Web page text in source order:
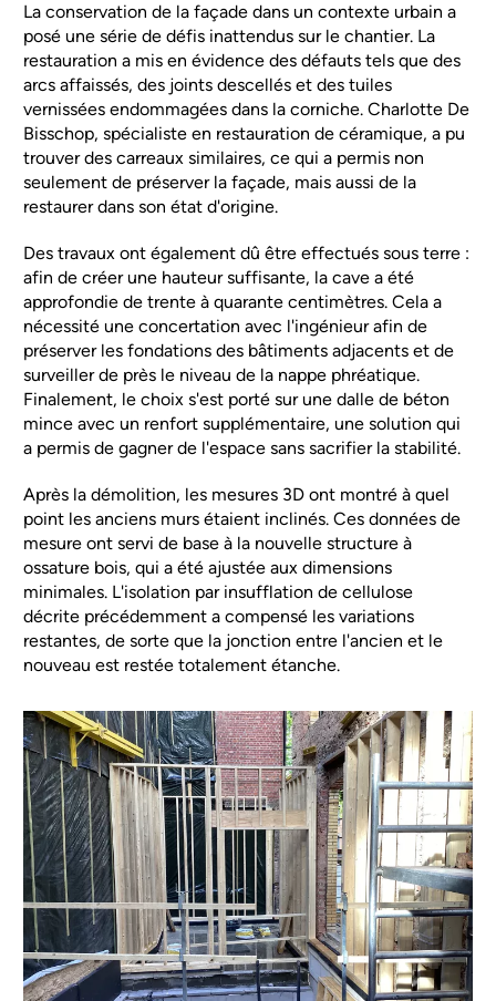
La conservation de la façade dans un contexte urbain a
posé une série de défis inattendus sur le chantier. La
restauration a mis en évidence des défauts tels que des
arcs affaissés, des joints descellés et des tuiles
vernissées endommagées dans la corniche. Charlotte De
Bisschop, spécialiste en restauration de céramique, a pu
trouver des carreaux similaires, ce qui a permis non
seulement de préserver la façade, mais aussi de la
restaurer dans son état d'origine.
Des travaux ont également dû être effectués sous terre :
afin de créer une hauteur suffisante, la cave a été
approfondie de trente à quarante centimètres. Cela a
nécessité une concertation avec l'ingénieur afin de
préserver les fondations des bâtiments adjacents et de
surveiller de près le niveau de la nappe phréatique.
Finalement, le choix s'est porté sur une dalle de béton
mince avec un renfort supplémentaire, une solution qui
a permis de gagner de l'espace sans sacrifier la stabilité.
Après la démolition, les mesures 3D ont montré à quel
point les anciens murs étaient inclinés. Ces données de
mesure ont servi de base à la nouvelle structure à
ossature bois, qui a été ajustée aux dimensions
minimales. L'isolation par insufflation de cellulose
décrite précédemment a compensé les variations
restantes, de sorte que la jonction entre l'ancien et le
nouveau est restée totalement étanche.